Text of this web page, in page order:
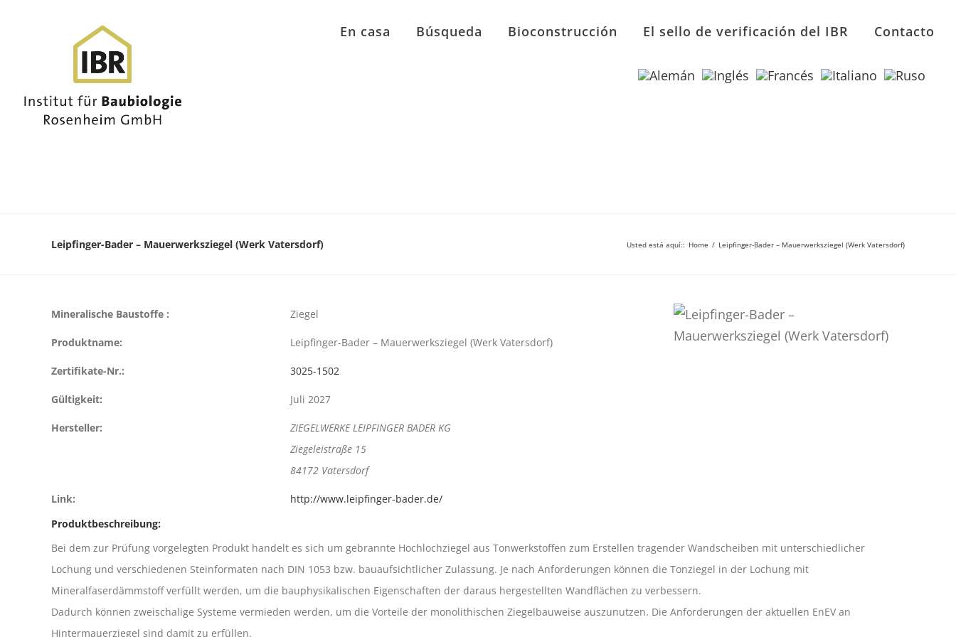
En casa Búsqueda Bioconstrucción El sello de verificación del IBR Contacto
Leipfinger-Bader – Mauerwerksziegel (Werk Vatersdorf) Usted está aquí:: Home / Leipfinger-Bader – Mauerwerksziegel (Werk Vatersdorf)
Mineralische Baustoffe : Ziegel
Produktname: Leipfinger-Bader – Mauerwerksziegel (Werk Vatersdorf)
Zertifikate-Nr.: 3025-1502
Gültigkeit: Juli 2027
Hersteller:
ZIEGELWERKE LEIPFINGER BADER KG
Ziegeleistraße 15
84172 Vatersdorf
Link:
http://www.leipfinger-bader.de/
Produktbeschreibung:
Bei dem zur Prüfung vorgelegten Produkt handelt es sich um gebrannte Hochlochziegel aus Tonwerkstoffen zum Erstellen tragender Wandscheiben mit unterschiedlicher
Lochung und verschiedenen Steinformaten nach DIN 1053 bzw. bauaufsichtlicher Zulassung. Je nach Anforderungen können die Tonziegel in der Lochung mit
Mineralfaserdämmstoff verfüllt werden, um die bauphysikalischen Eigenschaften der daraus hergestellten Wandflächen zu verbessern.
Dadurch können zweischalige Systeme vermieden werden, um die Vorteile der monolithischen Ziegelbauweise auszunutzen. Die Anforderungen der aktuellen EnEV an
Hintermauerziegel sind damit zu erfüllen.